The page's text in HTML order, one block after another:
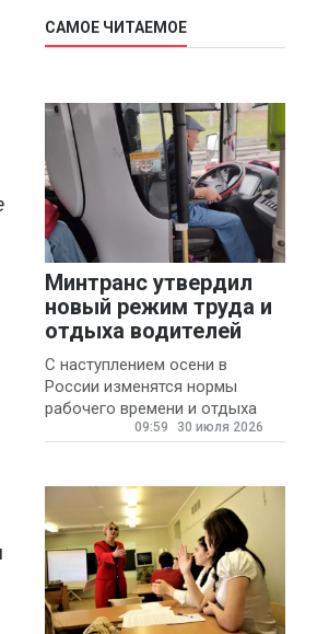
САМОЕ ЧИТАЕМОЕ
Минтранс утвердил
новый режим труда и
отдыха водителей
С наступлением осени в
России изменятся нормы
рабочего времени и отдыха
для автомобилистов.
09:59 30 июля 2026